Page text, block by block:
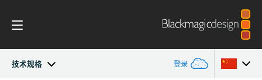
技术规格 登录